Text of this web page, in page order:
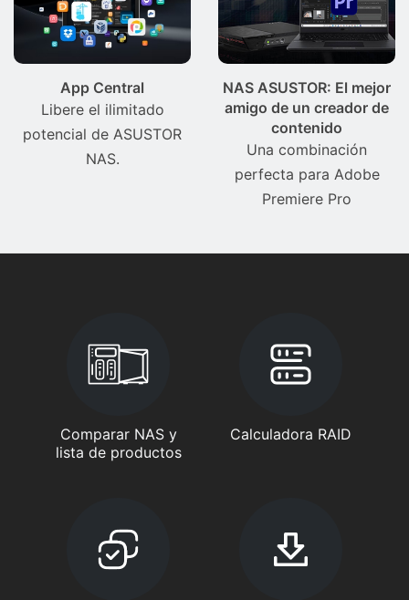
App Central
Libere el ilimitado
potencial de ASUSTOR
NAS.
NAS ASUSTOR: El mejor
amigo de un creador de
contenido
Una combinación
perfecta para Adobe
Premiere Pro
Comparar NAS y
lista de productos
Calculadora RAID